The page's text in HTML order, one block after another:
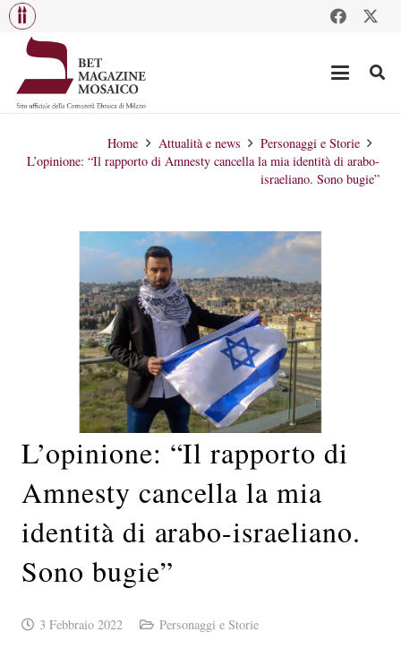
Home Attualità e news
Personaggi e Storie
L’opinione: “Il rapporto di Amnesty cancella la mia identità di arabo-
israeliano. Sono bugie”
L’opinione: “Il rapporto di
Amnesty cancella la mia
identità di arabo-israeliano.
Sono bugie”
3 Febbraio 2022 Personaggi e Storie